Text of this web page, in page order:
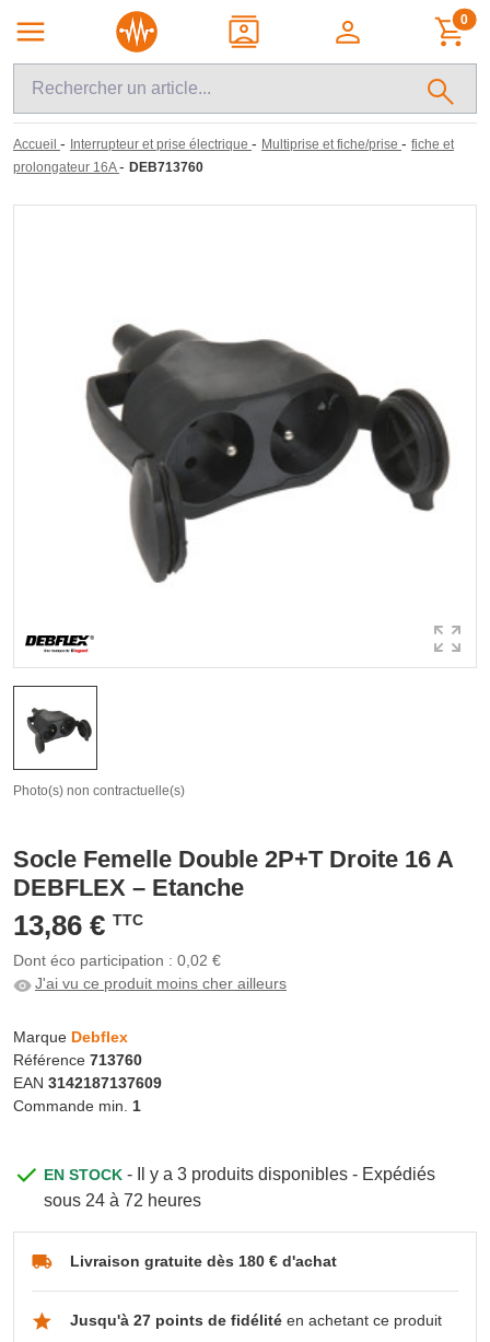
0
Accueil - Interrupteur et prise électrique - Multiprise et fiche/prise - fiche et
prolongateur 16A - DEB713760
Photo(s) non contractuelle(s)
Socle Femelle Double 2P+T Droite 16 A
DEBFLEX – Etanche
13,86 € TTC
Dont éco participation : 0,02 €
J'ai vu ce produit moins cher ailleurs
Marque Debflex
Référence 713760
EAN 3142187137609
Commande min. 1
EN STOCK- Il y a 3 produits disponibles - Expédiés
sous 24 à 72 heures
Livraison gratuite dès 180 € d'achat
Jusqu'à 27 points de fidélitéen achetant ce produit